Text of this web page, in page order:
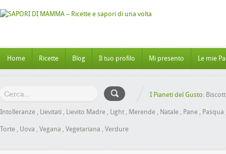
Home Ricette Blog Il tuo profilo Mi presento Le mie
I Pianeti del Gusto:
Intolleranze , Lievitati , Lievito Madre , Light , Merende , Natale , Pane , Pasqua
Torte , Uova , Vegana , Vegetariana , Verdure